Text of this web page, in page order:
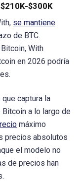
$300K
se mantiene
de BTC.
With
en 2026 podría
captura la
a lo largo de
máximo
precios absolutos
el modelo no
de precios han